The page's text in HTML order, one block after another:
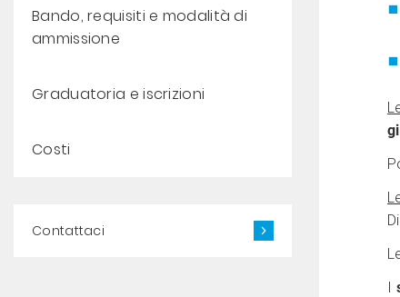
Bando, requisiti e modalità di
ammissione
Graduatoria e iscrizioni
Costi
Contattaci
I